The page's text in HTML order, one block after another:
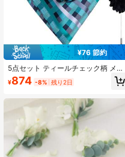
¥76 節約
5点セット ティールチェック柄 メン
ズアクセサリーセット、蝶ネクタイ
ポケットチーフ カフスボタン ブロー
なカフスボタンパターン、結婚式用
スーツアクセサリー
¥874 -8% 残り2日